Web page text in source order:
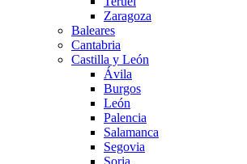
Zaragoza
Baleares
Cantabria
Castilla y León
Ávila
Burgos
León
Palencia
Salamanca
Segovia
Soria